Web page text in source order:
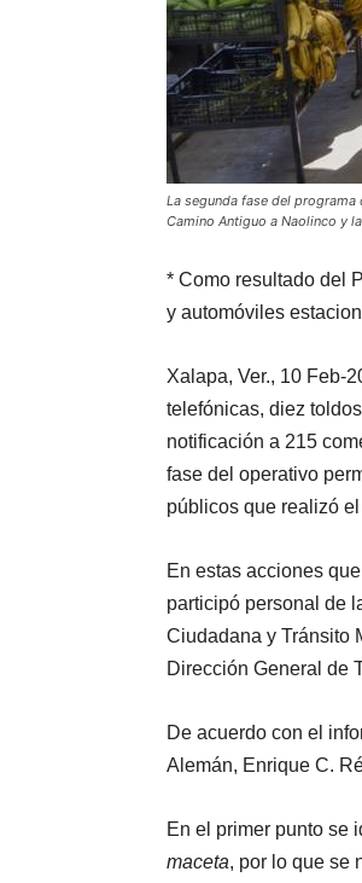
La segunda fase del programa
Camino Antiguo a Naolinco y
* Como resultado del
y automóviles
Xalapa, Ver., 10 Feb-
telefónicas, diez
notificación a 215
fase del operativo
públicos que realizó
En estas acciones
participó personal de
Ciudadana y Tránsito
Dirección General de
De acuerdo con el
Alemán, Enrique C.
En el primer punto se
maceta, por lo que se